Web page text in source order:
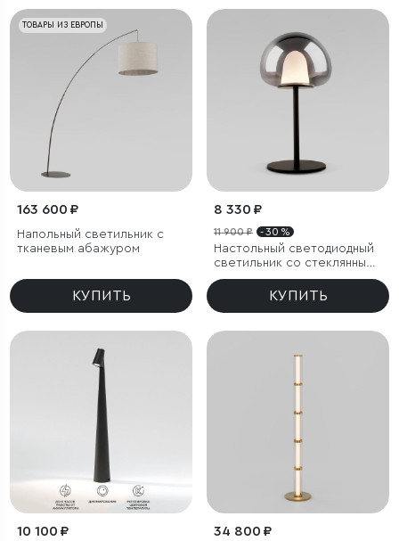
ТОВАРЫ ИЗ ЕВРОПЫ
163 600 ₽
Напольный светильник с
тканевым абажуром
КУПИТЬ
8 330 ₽
11 900 ₽ - 30 %
Настольный светодиодный
светильник со стеклянным
плафоном
КУПИТЬ
10 100 ₽ 34 800 ₽